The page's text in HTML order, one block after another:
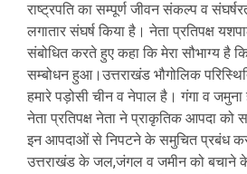
राष्ट्रपति का सम्पूर्ण जीवन संकल्प व
लगातार संघर्ष किया है। नेता प्रतिपक्ष
संबोधित करते हुए कहा कि मेरा सौभाग्य है
सम्बोधन हुआ।उत्तराखंड भौगोलिक
हमारे पड़ोसी चीन व नेपाल है। गंगा व
नेता प्रतिपक्ष नेता ने प्राकृतिक आपदा को
इन आपदाओं से निपटने के समुचित प्रबंध
उत्तराखंड के जल,जंगल व जमीन को बचाने